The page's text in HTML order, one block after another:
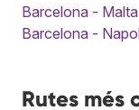
Barcelona - Malta
Barcelona -
Rutes més